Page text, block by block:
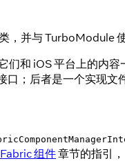
，并与 TurboModule
们和 iOS 平台上的内
；后者是一个实现文
Fabric 组件章节的指引